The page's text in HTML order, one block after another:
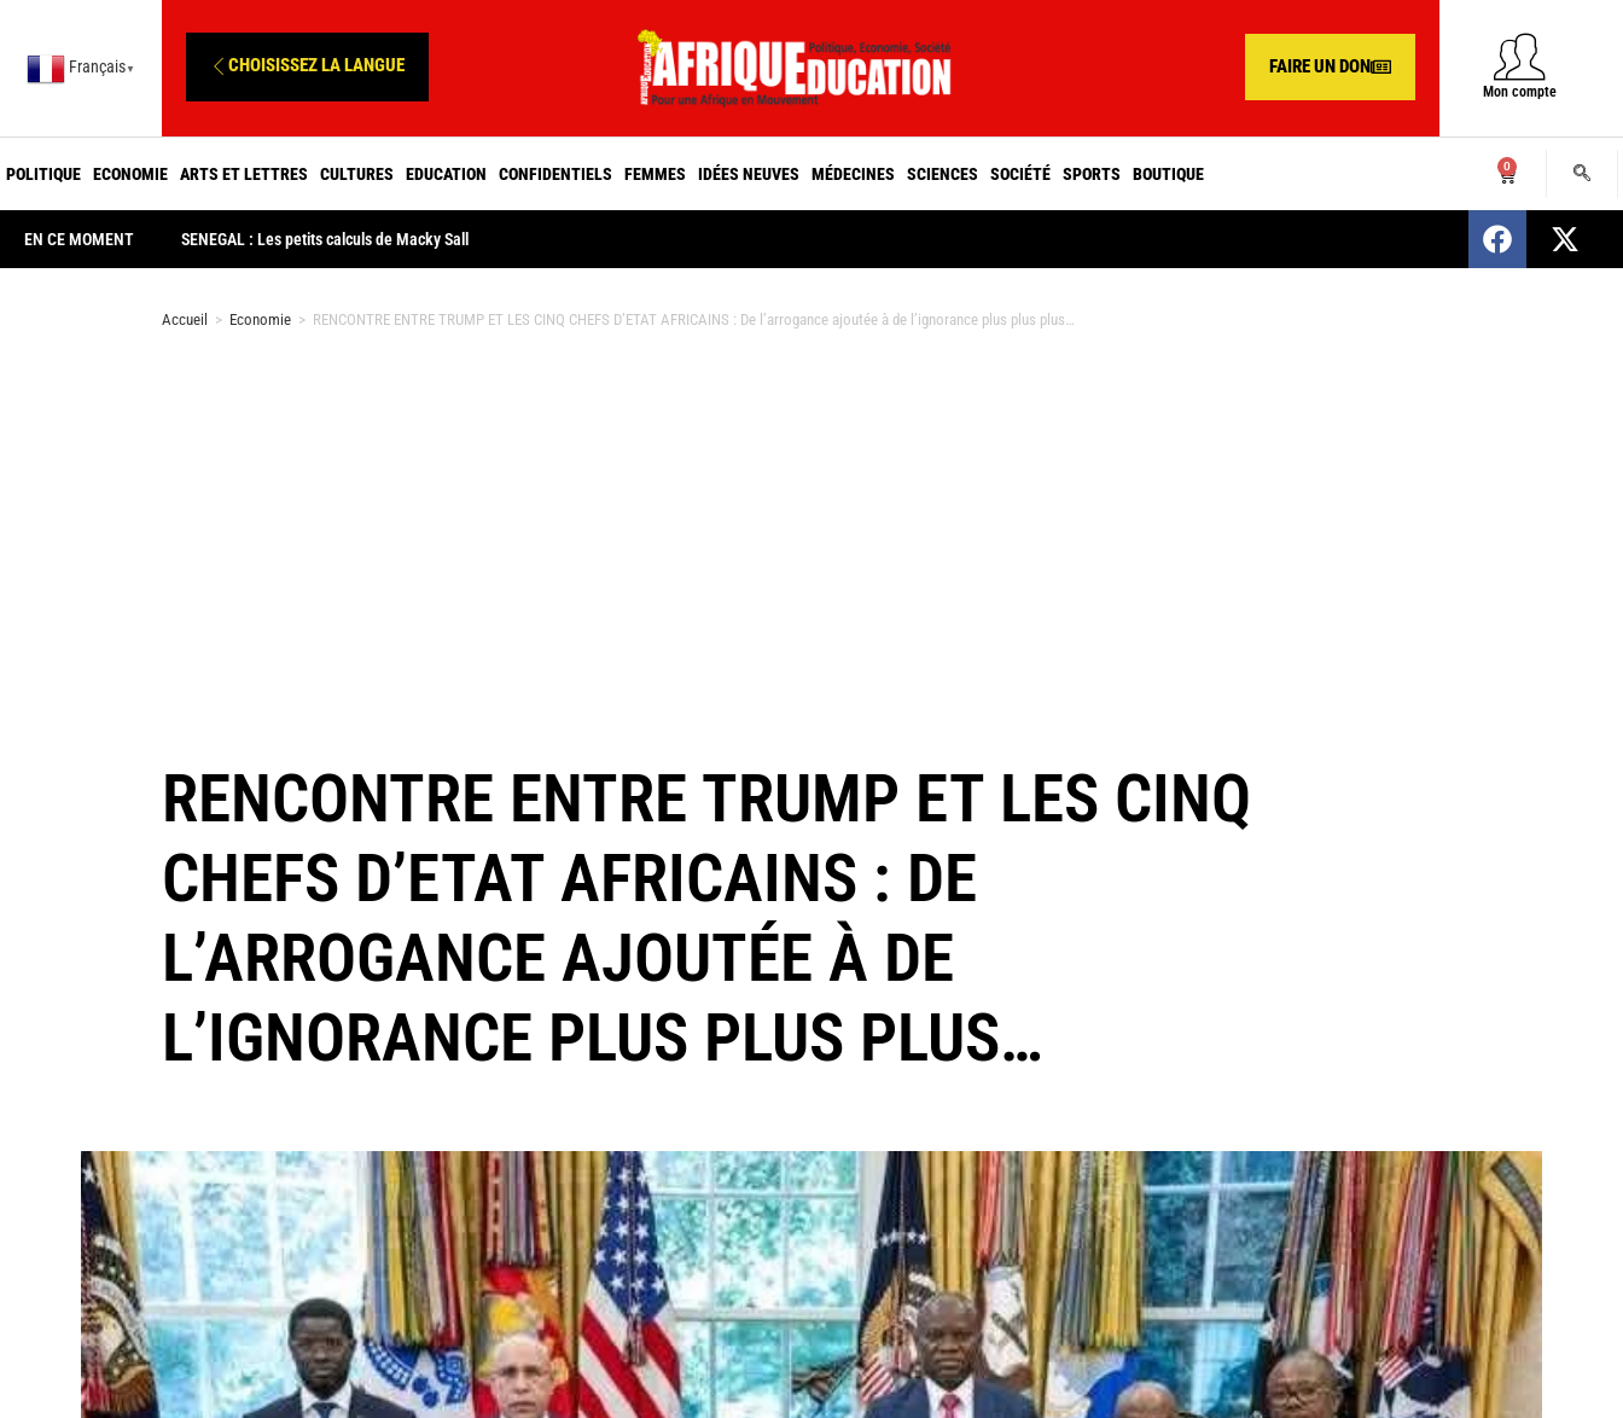
Français ▼ CHOISISSEZ LA LANGUE FAIRE UN DON
Mon compte
POLITIQUE ECONOMIE ARTS ET LETTRES CULTURES EDUCATION CONFIDENTIELS FEMMES IDÉES NEUVES MÉDECINES SCIENCES SOCIÉTÉ SPORTS BOUTIQUE 0
EN CE MOMENT SENEGAL : Les petits calculs de Macky Sall SENEGAL : Nomination d’un nouveau
Accueil > Economie > RENCONTRE ENTRE TRUMP ET LES CINQ CHEFS D’ETAT AFRICAINS : De l’arrogance ajoutée à de l’ignorance plus plus plus…
RENCONTRE ENTRE TRUMP ET LES CINQ
CHEFS D’ETAT AFRICAINS : DE
L’ARROGANCE AJOUTÉE À DE
L’IGNORANCE PLUS PLUS PLUS…